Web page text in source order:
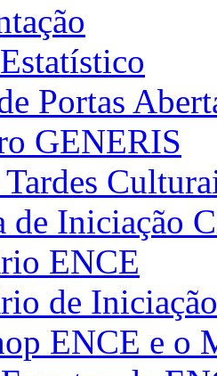
Portas
GENERIS
de Iniciação
ENCE
de
ENCE e o